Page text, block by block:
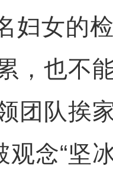
妇女的
也不
团队挨
念“坚